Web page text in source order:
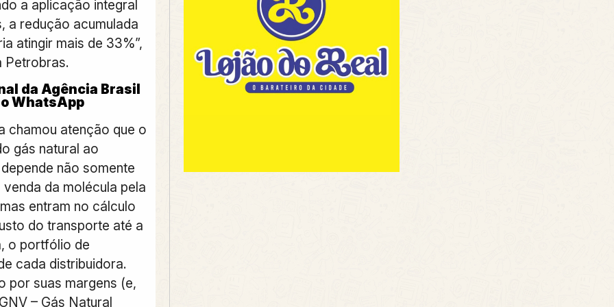
a aplicação integral
a redução acumulada
atingir mais de 33%”,
Petrobras.
da Agência Brasil
WhatsApp
chamou atenção que o
gás natural ao
não somente
da molécula pela
entram no cálculo
do transporte até a
o portfólio de
cada distribuidora.
por suas margens (e,
– Gás Natural